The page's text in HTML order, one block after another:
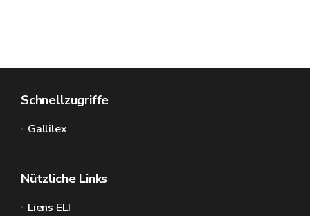
Schnellzugriffe
Gallilex
Nützliche Links
Liens ELI